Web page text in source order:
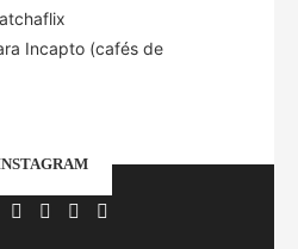
Incapto (cafés de